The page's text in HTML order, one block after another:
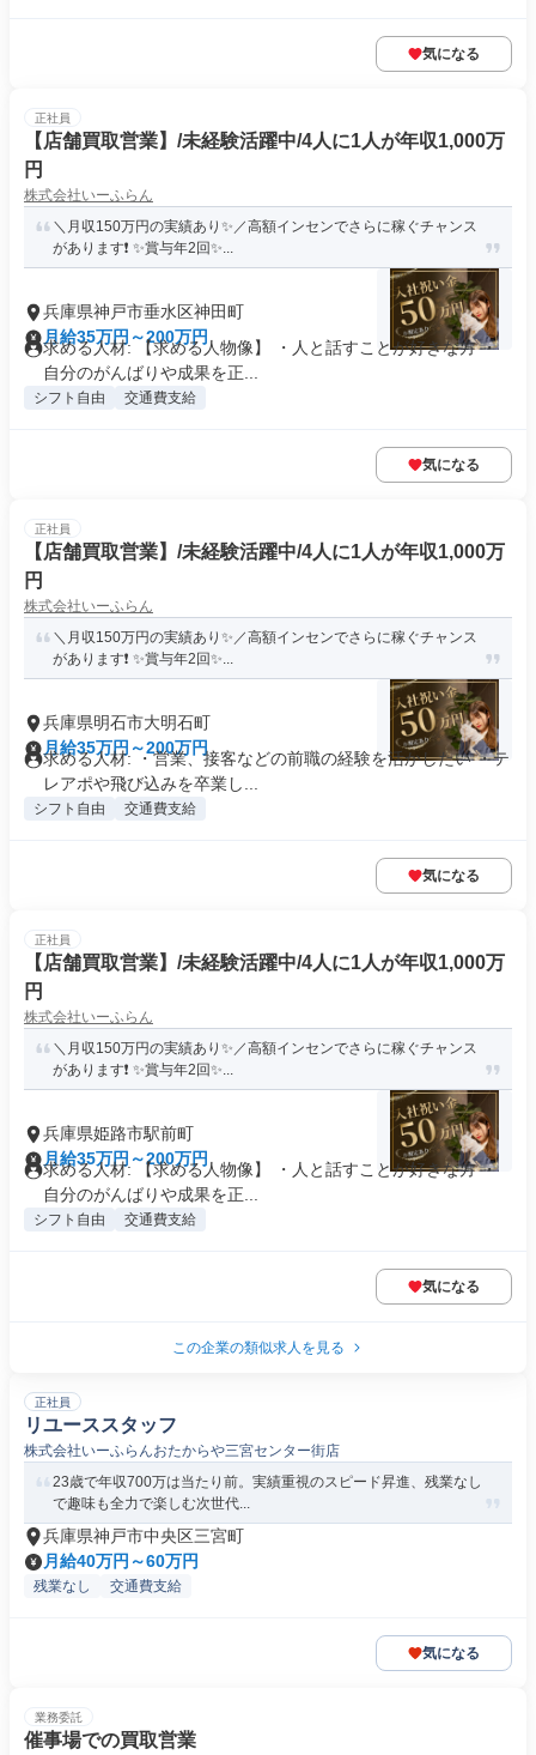
気になる
正社員
【店舗買取営業】/未経験活躍中/4人に1人が年収1,000万
円
株式会社いーふらん
＼月収150万円の実績あり✨／高額インセンでさらに稼ぐチャンス
があります❗ ✨賞与年2回✨...
兵庫県神戸市垂水区神田町
月給35万円～200万円
求める人材: 【求める人物像】 ・人と話すことが好きな方 ・
自分のがんばりや成果を正...
シフト自由 交通費支給
気になる
正社員
【店舗買取営業】/未経験活躍中/4人に1人が年収1,000万
円
株式会社いーふらん
＼月収150万円の実績あり✨／高額インセンでさらに稼ぐチャンス
があります❗ ✨賞与年2回✨...
兵庫県明石市大明石町
月給35万円～200万円
求める人材: ・営業、接客などの前職の経験を活かしたい ・テ
レアポや飛び込みを卒業し...
シフト自由 交通費支給
気になる
正社員
【店舗買取営業】/未経験活躍中/4人に1人が年収1,000万
円
株式会社いーふらん
＼月収150万円の実績あり✨／高額インセンでさらに稼ぐチャンス
があります❗ ✨賞与年2回✨...
兵庫県姫路市駅前町
月給35万円～200万円
求める人材: 【求める人物像】 ・人と話すことが好きな方 ・
自分のがんばりや成果を正...
シフト自由 交通費支給
気になる
この企業の類似求人を見る
正社員
リユーススタッフ
株式会社いーふらんおたからや三宮センター街店
23歳で年収700万は当たり前。実績重視のスピード昇進、残業なし
で趣味も全力で楽しむ次世代...
兵庫県神戸市中央区三宮町
月給40万円～60万円
残業なし 交通費支給
気になる
業務委託
催事場での買取営業